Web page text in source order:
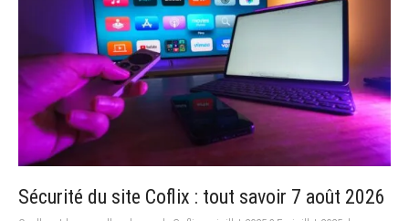
Sécurité du site Coflix : tout savoir 7 août 2026